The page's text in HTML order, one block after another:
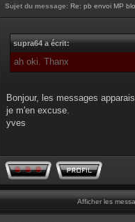
Sujet du message: Re: pb envoi MP
supra64 a écrit:
ah oki. Thanx
Bonjour, les messages
je m'en excuse.
yves
Afficher les